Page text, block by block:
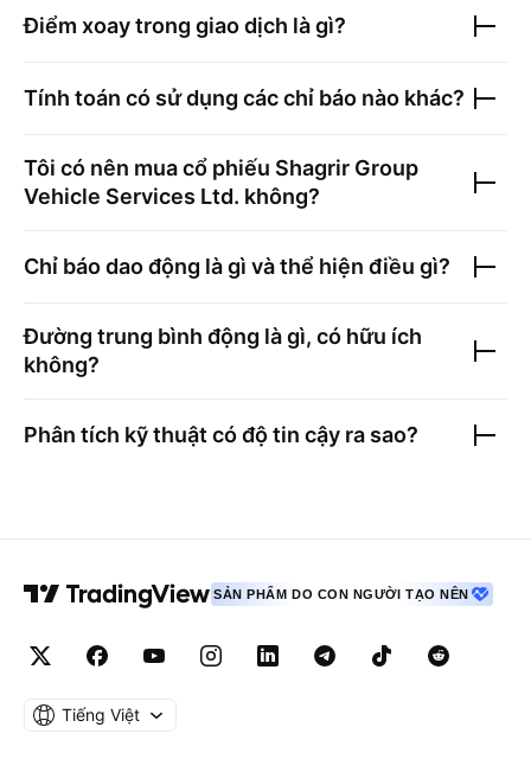
Điểm xoay trong giao dịch là gì?
Tính toán có sử dụng các chỉ báo nào khác?
Tôi có nên mua cổ phiếu Shagrir Group
Vehicle Services Ltd. không?
Chỉ báo dao động là gì và thể hiện điều gì?
Đường trung bình động là gì, có hữu ích
không?
Phân tích kỹ thuật có độ tin cậy ra sao?
SẢN PHẨM DO CON NGƯỜI TẠO NÊN
Tiếng Việt